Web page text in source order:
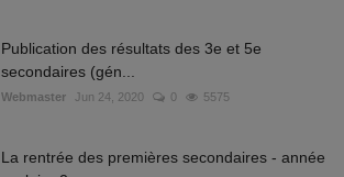
Publication des résultats des 3e et 5e
secondaires (gén...
Webmaster Jun 24, 2020 0 5575
La rentrée des premières secondaires - année